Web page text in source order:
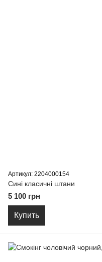
Артикул: 2204000154
Сині класичні штани
5 100 грн
Купить